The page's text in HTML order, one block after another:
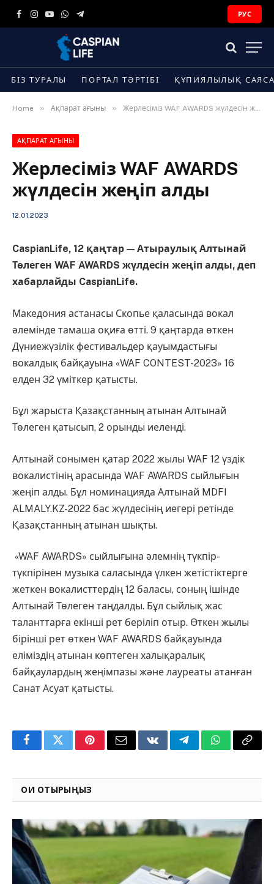
Facebook
Instagram
YouTube
WhatsApp
Telegram
РУС
БІЗ ТУРАЛЫ ПОРТАЛ ТӘРТІБІ ҚҰПИЯЛЫЛЫҚ
Home » Ақпарат ағыны » Жерлесіміз WAF AWARDS жүлдесін жеңіп алды
АҚПАРАТ АҒЫНЫ
Жерлесіміз WAF AWARDS
жүлдесін жеңіп алды
12.01.2023
CaspianLife, 12 қаңтар — Атыраулық Алтынай
Төлеген WAF AWARDS жүлдесін жеңіп алды, деп
хабарлайды CaspianLife.
Македония астанасы Скопье қаласында вокал
әлемінде тамаша оқиға өтті. 9 қаңтарда өткен
Дүниежүзілік фестивальдер қауымдастығы
вокалдық байқауына «WAF CONTEST-2023» 16
елден 32 үміткер қатысты.
Бұл жарыста Қазақстанның атынан Алтынай
Төлеген қатысып, 2 орынды иеленді.
Алтынай сонымен қатар 2022 жылы WAF 12 үздік
вокалистінің арасында WAF AWARDS сыйлығын
жеңіп алды. Бұл номинацияда Алтынай MDFI
ALMALY.KZ-2022 бас жүлдесінің иегері ретінде
Қазақстанның атынан шықты.
️ «WAF AWARDS» сыйлығына әлемнің түкпір-
түкпірінен музыка саласында үлкен жетістіктерге
жеткен вокалисттердің 12 баласы, соның ішінде
Алтынай Төлеген таңдалды. Бұл сыйлық жас
таланттарға екінші рет беріліп отыр. Өткен жылы
бірінші рет өткен WAF AWARDS байқауында
еліміздің атынан көптеген халықаралық
байқаулардың жеңімпазы және лауреаты атанған
Санат Асуат қатысты.
FacebookTwitterPinterestEmail VKontakteTelegramWhatsApp
Copy
ОҚИ ОТЫРЫҢЫЗ